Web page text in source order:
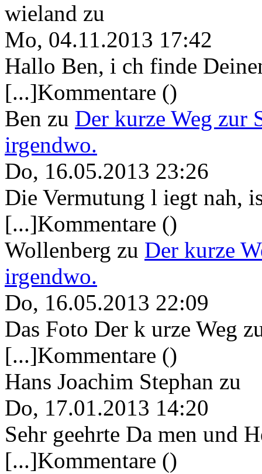
wieland zu
Mo, 04.11.2013 17:42
Hallo Ben, i ch finde
[...]Kommentare ()
Ben zu Der kurze Weg zur
irgendwo.
Do, 16.05.2013 23:26
Die Vermutung l iegt nah,
[...]Kommentare ()
Wollenberg zu Der kurze
irgendwo.
Do, 16.05.2013 22:09
Das Foto Der k urze Weg
[...]Kommentare ()
Hans Joachim Stephan zu
Do, 17.01.2013 14:20
Sehr geehrte Da men und
[...]Kommentare ()